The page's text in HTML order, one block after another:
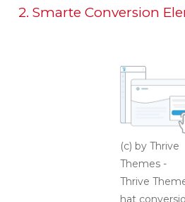
2. Smarte Conversion
(c) by Thrive
Themes -
Thrive
hat